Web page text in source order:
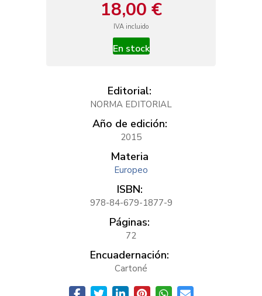
18,00 €
IVA incluido
En stock
Editorial:
NORMA EDITORIAL
Año de edición:
2015
Materia
Europeo
ISBN:
978-84-679-1877-9
Páginas:
72
Encuadernación:
Cartoné